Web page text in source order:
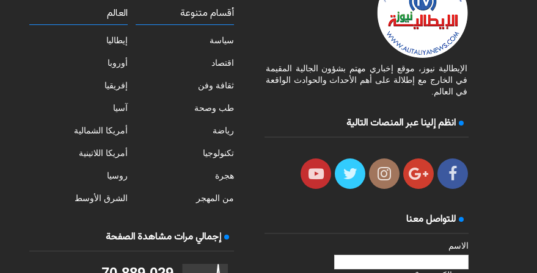
الإيطالية نيوز، موقع إخباري مهتم بشؤون الجالية المقيمة
في الخارج مع إطلالة على أهم الأحداث والحوادث الواقعة
في العالم.
انظم إلينا عبر المنصات التالية
للتواصل معنا
الاسم
أقسام متنوعة
سياسة
اقتصاد
ثقافة وفن
طب وصحة
رياضة
تكنولوجيا
هجرة
من المهجر
العالم
إيطاليا
أوروبا
إفريقيا
آسيا
أمريكا الشمالية
أمريكا اللاتينية
روسيا
الشرق الأوسط
إجمالي مرات مشاهدة الصفحة